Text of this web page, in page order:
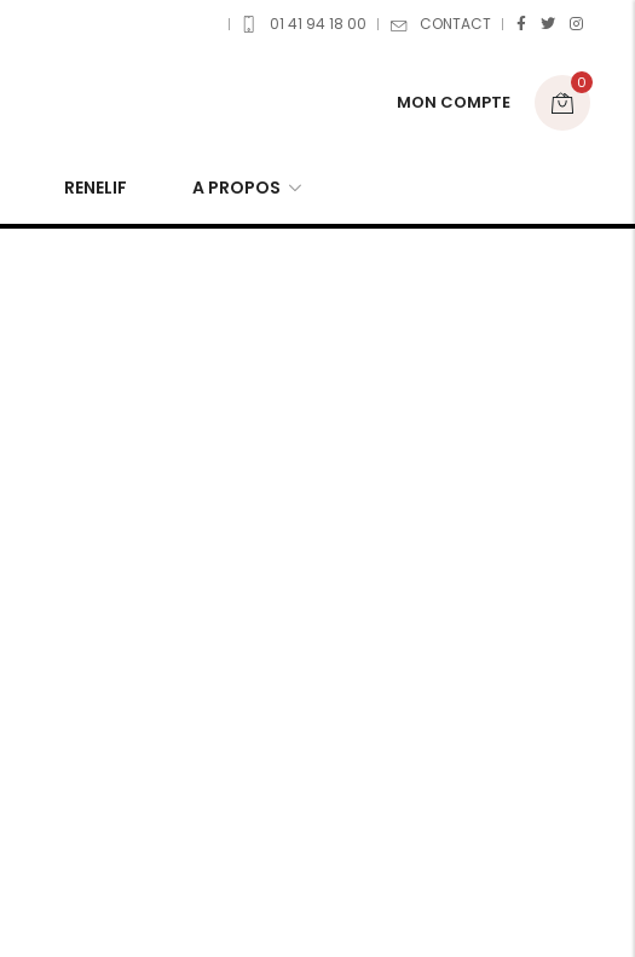
01 41 94 18 00 CONTACT
MON COMPTE
0
RENELIF A PROPOS